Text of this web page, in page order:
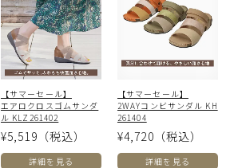
【サマーセール】
エアロクロスゴムサンダ
ル KLZ261402
¥5,519 （税込）
詳細を見る
【サマーセール】
2WAYコンビサンダル KH
261404
¥4,720 （税込）
詳細を見る